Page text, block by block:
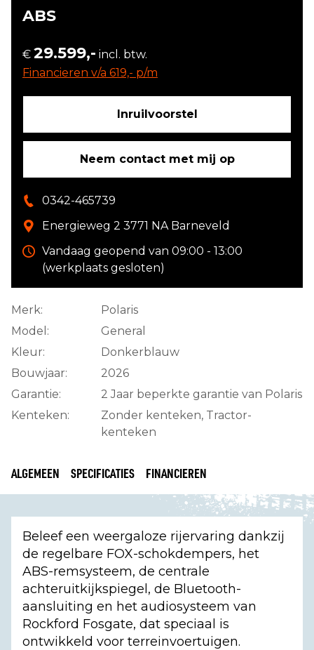
ABS
€ 29.599,- incl. btw.
Financieren v/a 619,- p/m
Inruilvoorstel
Neem contact met mij op
0342-465739
Energieweg 2 3771 NA Barneveld
Vandaag geopend van 09:00 - 13:00
(werkplaats gesloten)
Merk:
Polaris
Model:
General
Kleur:
Donkerblauw
Bouwjaar:
2026
Garantie:
2 Jaar beperkte garantie van Polaris
Kenteken:
Zonder kenteken, Tractor-
kenteken
ALGEMEEN SPECIFICATIES FINANCIEREN
Beleef een weergaloze rijervaring dankzij
de regelbare FOX-schokdempers, het
ABS-remsysteem, de centrale
achteruitkijkspiegel, de Bluetooth-
aansluiting en het audiosysteem van
Rockford Fosgate, dat speciaal is
ontwikkeld voor terreinvoertuigen.